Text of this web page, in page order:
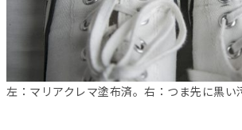
左：マリアクレマ塗布済。右：つま先に黒い